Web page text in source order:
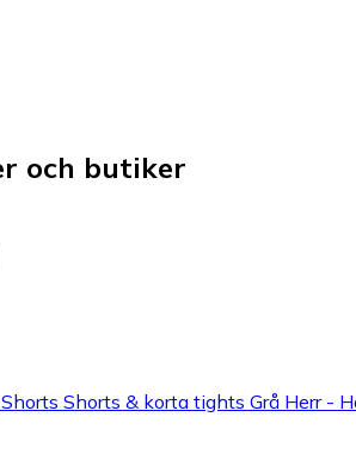
och butiker
Shorts & korta tights Grå Herr -